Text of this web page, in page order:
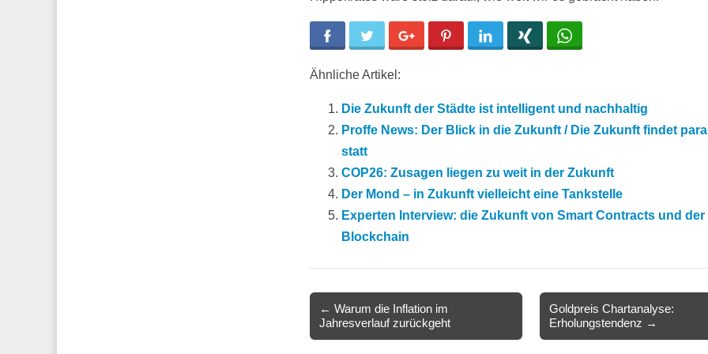
Facebook Twitter Google+ Pinterest LinkedIn
Ähnliche Artikel:
Die Zukunft der Städte ist intelligent und nachhaltig
Proffe News: Der Blick in die Zukunft / Die Zukunft findet
statt
COP26: Zusagen liegen zu weit in der Zukunft
Der Mond – in Zukunft vielleicht eine Tankstelle
Experten Interview: die Zukunft von Smart Contracts und der
Blockchain
Post
navigation
← Warum die Inflation im
Jahresverlauf zurückgeht
Goldpreis Chartanalyse:
Erholungstendenz →